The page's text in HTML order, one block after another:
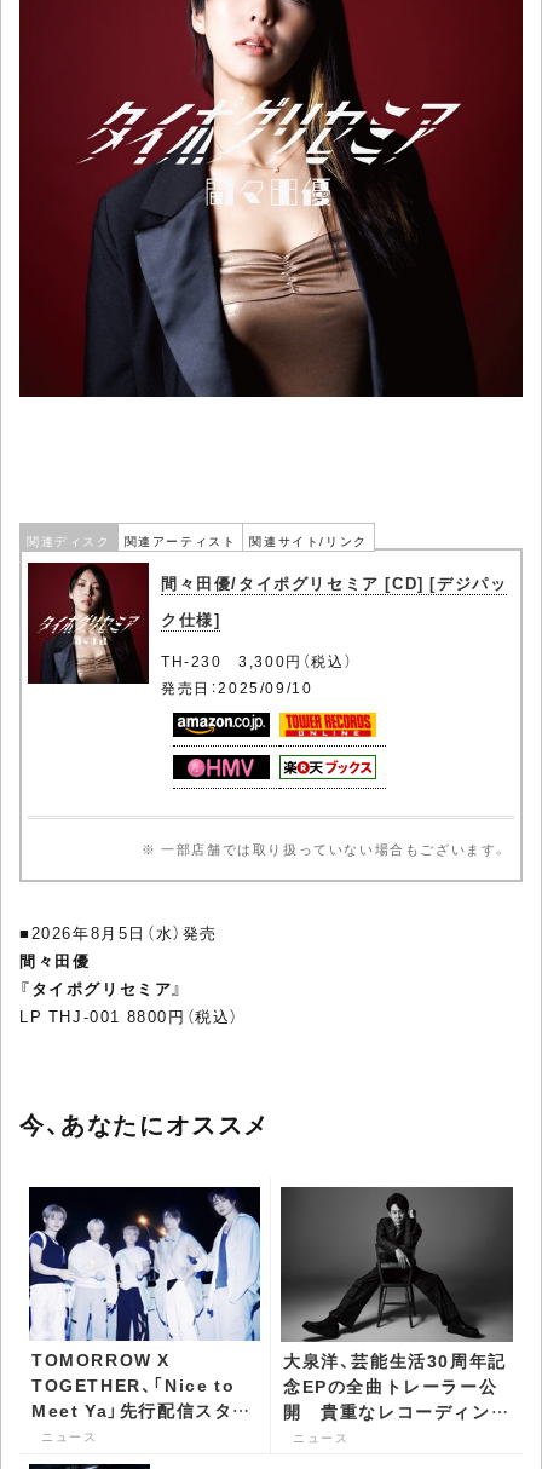
関連ディスク 関連アーティスト 関連サイト/リンク
間々田優/タイポグリセミア [CD] [デジパッ
ク仕様]
TH-230 3,300円（税込）
発売日：2025/09/10
※ 一部店舗では取り扱っていない場合もございます。
■2026年8月5日（水）発売
間々田優
『タイポグリセミア』
LP THJ-001 8800円（税込）
今、あなたにオススメ
TOMORROW X
TOGETHER、「Nice to
Meet Ya」先行配信スター
ト - CDJournal ニュース
ニュース
大泉洋、芸能生活30周年記
念EPの全曲トレーラー公
開 貴重なレコーディング
映像も一部公開 -
ニュース